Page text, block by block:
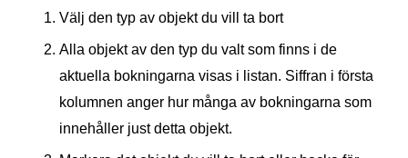
Välj den typ av objekt du vill ta bort
Alla objekt av den typ du valt som finns i de
aktuella bokningarna visas i listan. Siffran i första
kolumnen anger hur många av bokningarna som
innehåller just detta objekt.